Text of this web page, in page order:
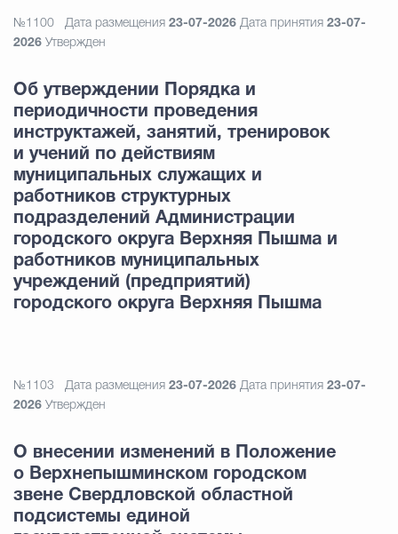
№1100 Дата размещения 23-07-2026 Дата принятия 23-07-
2026 Утвержден
Об утверждении Порядка и
периодичности проведения
инструктажей, занятий, тренировок
и учений по действиям
муниципальных служащих и
работников структурных
подразделений Администрации
городского округа Верхняя Пышма и
работников муниципальных
учреждений (предприятий)
городского округа Верхняя Пышма
№1103 Дата размещения 23-07-2026 Дата принятия 23-07-
2026 Утвержден
О внесении изменений в Положение
о Верхнепышминском городском
звене Свердловской областной
подсистемы единой